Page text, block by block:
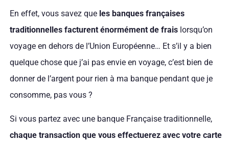
En effet, vous savez que les banques françaises
traditionnelles facturent énormément de fraislorsqu’on
voyage en dehors de l’Union Européenne… Et s’il y a bien
quelque chose que j’ai pas envie en voyage, c’est bien de
donner de l’argent pour rien à ma banque pendant que je
consomme, pas vous ?
Si vous partez avec une banque Française traditionnelle,
chaque transaction que vous effectuerez avec votre carte